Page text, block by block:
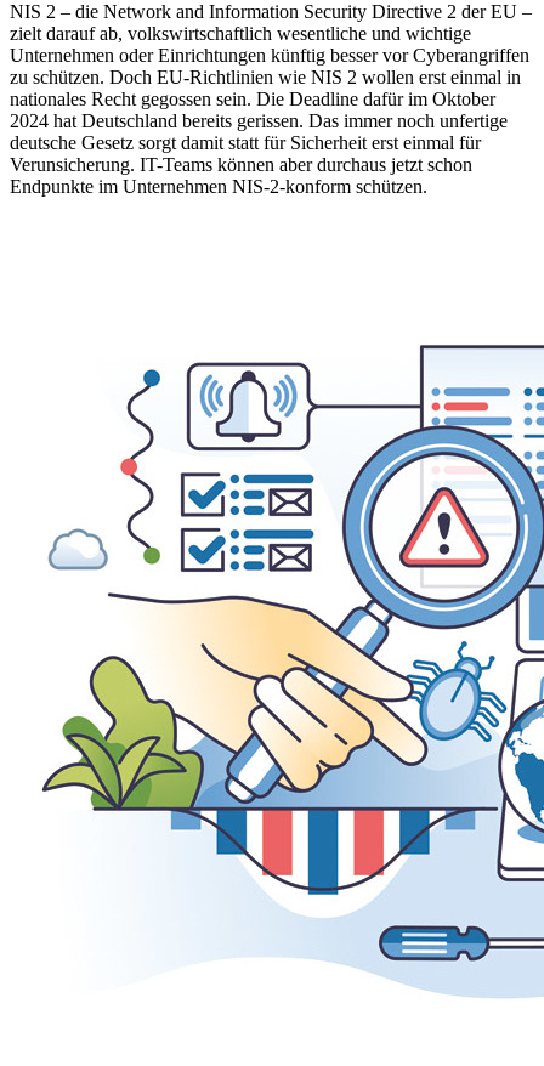
NIS 2 – die Network and Information Security Directive 2 der EU –
zielt darauf ab, volkswirtschaftlich wesentliche und wichtige
Unternehmen oder Einrichtungen künftig besser vor Cyberangriffen
zu schützen. Doch EU-Richtlinien wie NIS 2 wollen erst einmal in
nationales Recht gegossen sein. Die Deadline dafür im Oktober
2024 hat Deutschland bereits gerissen. Das immer noch unfertige
deutsche Gesetz sorgt damit statt für Sicherheit erst einmal für
Verunsicherung. IT-Teams können aber durchaus jetzt schon
Endpunkte im Unternehmen NIS-2-konform schützen.